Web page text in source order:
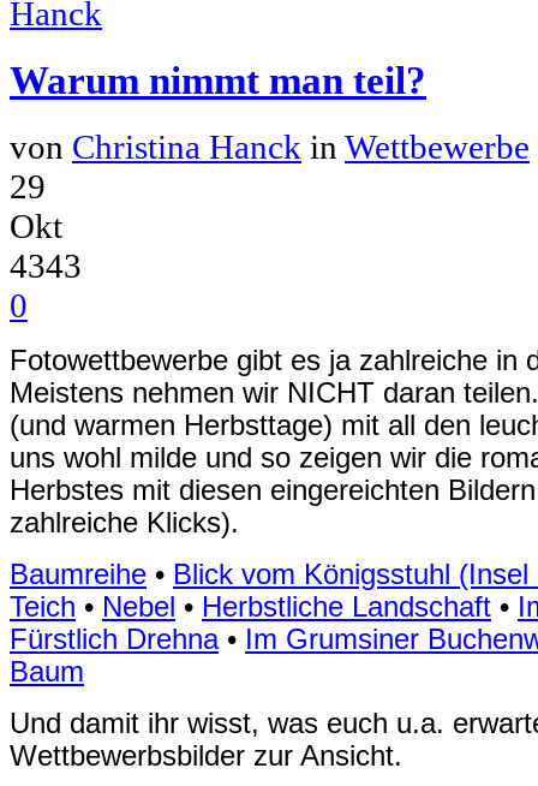
Warum nimmt man teil?
von Christina Hanck in Wettbewerbe
29
Okt
4343
0
Fotowettbewerbe gibt es ja zahlreiche in
Meistens nehmen wir NICHT daran
(und warmen Herbsttage) mit all den
uns wohl milde und so zeigen wir die
Herbstes mit diesen eingereichten
zahlreiche Klicks).
Baumreihe • Blick vom Königsstuhl (Insel
Teich • Nebel • Herbstliche Landschaft •
Fürstlich Drehna• Im Grumsiner
Baum
Und damit ihr wisst, was euch u.a.
Wettbewerbsbilder zur Ansicht.